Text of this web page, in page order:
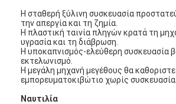
Η σταθερή ξύλινη συσκευασία
την απεργία και τη ζημία.
Η πλαστική ταινία πληγών κρατά τη
υγρασία και τη διάβρωση.
Η υποκαπνισμός-ελεύθερη συσκευασία
εκτελωνισμό.
Η μεγάλη μηχανή μεγέθους θα
εμπορευματοκιβώτιο χωρίς συσκευασία.
Ναυτιλία